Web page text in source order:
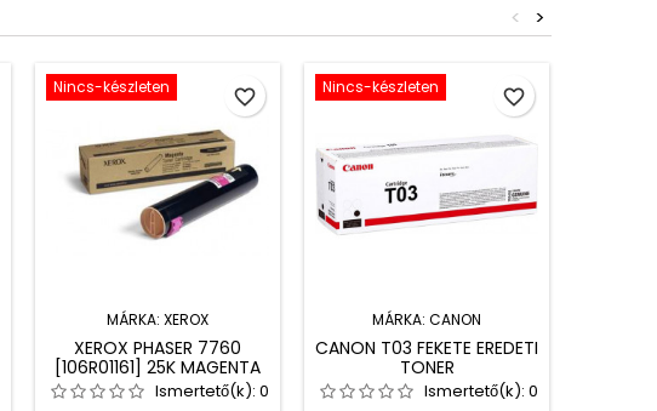
>
<
Nincs-készleten
MÁRKA: XEROX
XEROX PHASER 7760
[106R01161] 25K MAGENTA
EREDETI TONER
Ismertető(k): 0
favorite_border Nincs-készleten
MÁRKA: CANON
CANON T03 FEKETE EREDETI
TONER
Ismertető(k): 0
favorite_border